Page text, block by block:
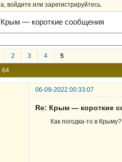
войдите или зарегистрируйтесь.
Крым — короткие сообщения
2 3 4 5
64
06-09-2022 00:33:07
Re: Крым — короткие
Как погодка-то в